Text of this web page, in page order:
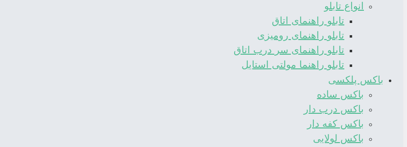
انواع تابلو
تابلو راهنمای اتاق
تابلو راهنمای رومیزی
تابلو راهنمای سر درب اتاق
تابلو راهنما مولتی استایل
باکس پلکسی
باکس ساده
باکس درب دار
باکس کفه دار
باکس لولایی